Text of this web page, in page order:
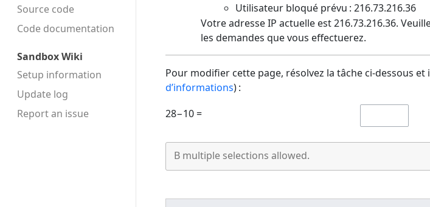
Source code
Code docu­mentation
Sandbox Wiki
Setup information
Update log
Report an issue
Utilisateur bloqué prévu : 216.73.216.36
Votre adresse IP actuelle est 216.73.216.36.
les demandes que vous effectuerez.
Pour modifier cette page, résolvez la tâche ci-dessous
d’informations) :
28−10 =